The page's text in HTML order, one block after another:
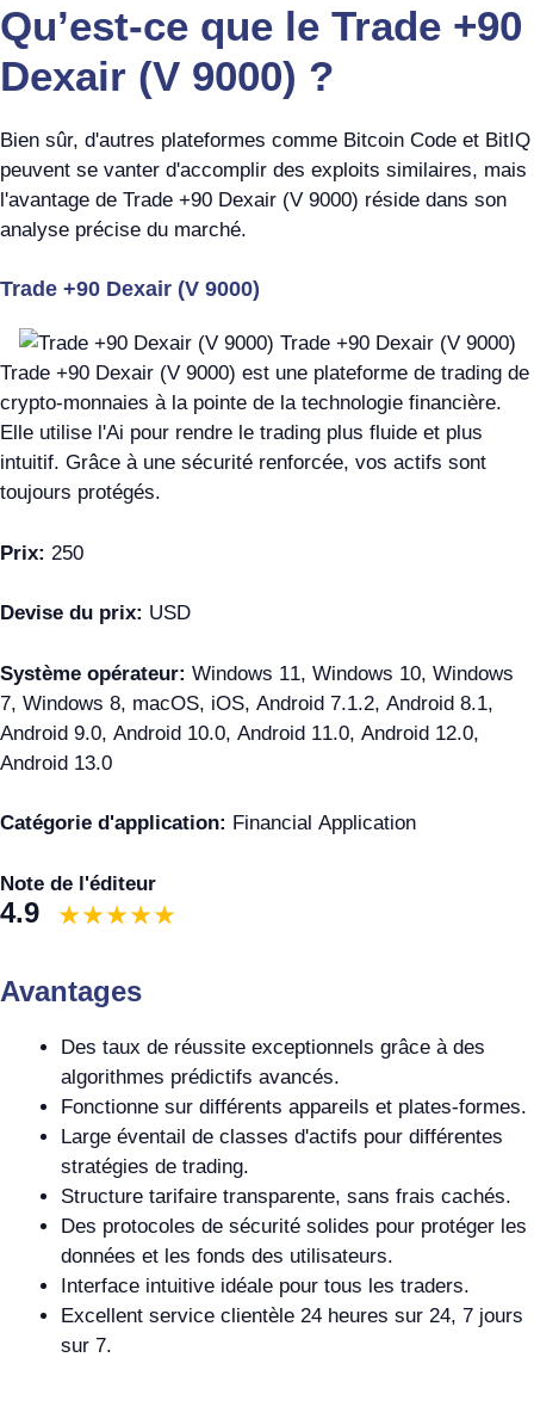
Qu’est-ce que le Trade +90
Dexair (V 9000) ?
Bien sûr, d'autres plateformes comme Bitcoin Code et BitIQ
peuvent se vanter d'accomplir des exploits similaires, mais
l'avantage de Trade +90 Dexair (V 9000) réside dans son
analyse précise du marché.
Trade +90 Dexair (V 9000)
Trade +90 Dexair (V 9000) est une plateforme de trading de
crypto-monnaies à la pointe de la technologie financière.
Elle utilise l'Ai pour rendre le trading plus fluide et plus
intuitif. Grâce à une sécurité renforcée, vos actifs sont
toujours protégés.
Prix: 250
Devise du prix: USD
Système opérateur: Windows 11, Windows 10, Windows
7, Windows 8, macOS, iOS, Android 7.1.2, Android 8.1,
Android 9.0, Android 10.0, Android 11.0, Android 12.0,
Android 13.0
Catégorie d'application: Financial Application
Note de l'éditeur
4.9
Avantages
Des taux de réussite exceptionnels grâce à des
algorithmes prédictifs avancés.
Fonctionne sur différents appareils et plates-formes.
Large éventail de classes d'actifs pour différentes
stratégies de trading.
Structure tarifaire transparente, sans frais cachés.
Des protocoles de sécurité solides pour protéger les
données et les fonds des utilisateurs.
Interface intuitive idéale pour tous les traders.
Excellent service clientèle 24 heures sur 24, 7 jours
sur 7.